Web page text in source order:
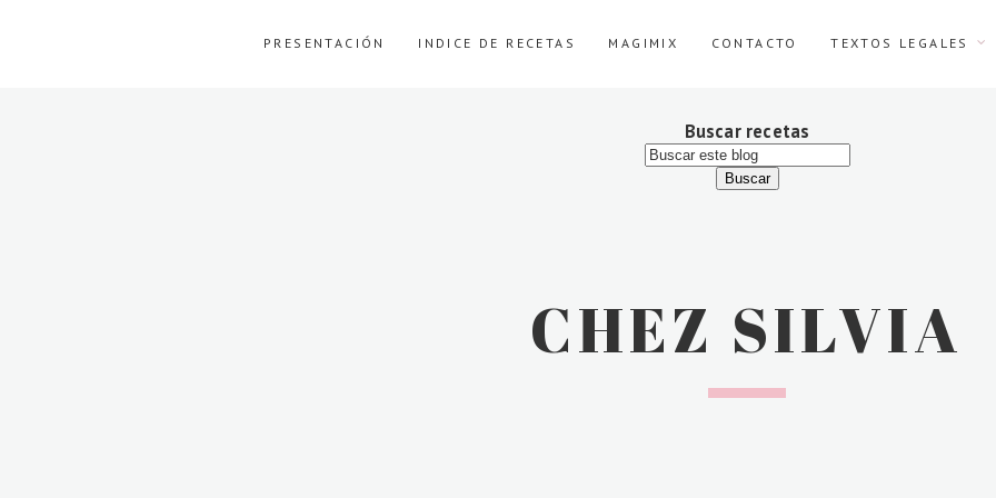
PRESENTACIÓN INDICE DE RECETAS MAGIMIX CONTACTO TEXTOS LEGALES
Buscar recetas
CHEZ SILVIA